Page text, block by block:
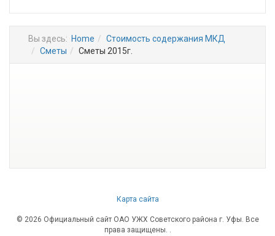
Вы здесь: Home
Стоимость содержания МКД
Сметы
Сметы 2015г.
Карта сайта
© 2026 Официальный сайт ОАО УЖХ Советского района г. Уфы. Все
права защищены. .